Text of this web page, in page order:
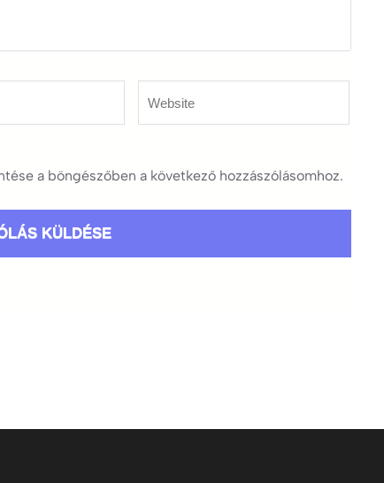
a böngészőben a következő hozzászólásomhoz.